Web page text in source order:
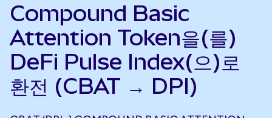
Compound Basic
Attention Token을(를)
DeFi Pulse Index(으)로
환전 (CBAT → DPI)